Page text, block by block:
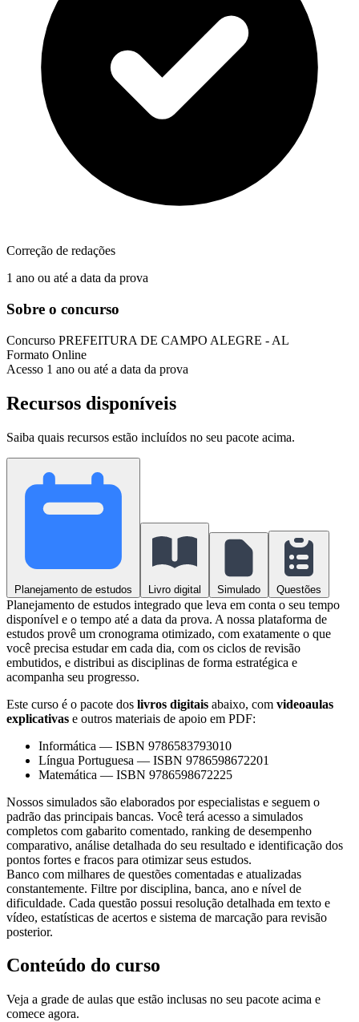
Correção de redações
1 ano ou até a data da prova
Sobre o concurso
Concurso PREFEITURA DE CAMPO ALEGRE - AL
Formato Online
Acesso 1 ano ou até a data da prova
Recursos disponíveis
Saiba quais recursos estão incluídos no seu pacote acima.
Planejamento de estudos Livro digital Simulado Questões
Planejamento de estudos integrado que leva em conta o seu tempo
disponível e o tempo até a data da prova. A nossa plataforma de
estudos provê um cronograma otimizado, com exatamente o que
você precisa estudar em cada dia, com os ciclos de revisão
embutidos, e distribui as disciplinas de forma estratégica e
acompanha seu progresso.
Este curso é o pacote dos livros digitais abaixo, com videoaulas
explicativas e outros materiais de apoio em PDF:
Informática — ISBN 9786583793010
Língua Portuguesa — ISBN 9786598672201
Matemática — ISBN 9786598672225
Nossos simulados são elaborados por especialistas e seguem o
padrão das principais bancas. Você terá acesso a simulados
completos com gabarito comentado, ranking de desempenho
comparativo, análise detalhada do seu resultado e identificação dos
pontos fortes e fracos para otimizar seus estudos.
Banco com milhares de questões comentadas e atualizadas
constantemente. Filtre por disciplina, banca, ano e nível de
dificuldade. Cada questão possui resolução detalhada em texto e
vídeo, estatísticas de acertos e sistema de marcação para revisão
posterior.
Conteúdo do curso
Veja a grade de aulas que estão inclusas no seu pacote acima e
comece agora.